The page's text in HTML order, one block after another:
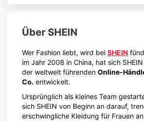
Über SHEIN
Wer Fashion liebt, wird bei SHEIN
im Jahr 2008 in China, hat sich
der weltweit führenden Online-
Co. entwickelt.
Ursprünglich als kleines Team
sich SHEIN von Beginn an darauf,
erschwingliche Kleidung für Frauen